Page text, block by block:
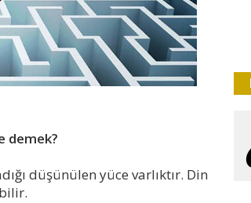
demek?
düşünülen yüce varlıktır. Din